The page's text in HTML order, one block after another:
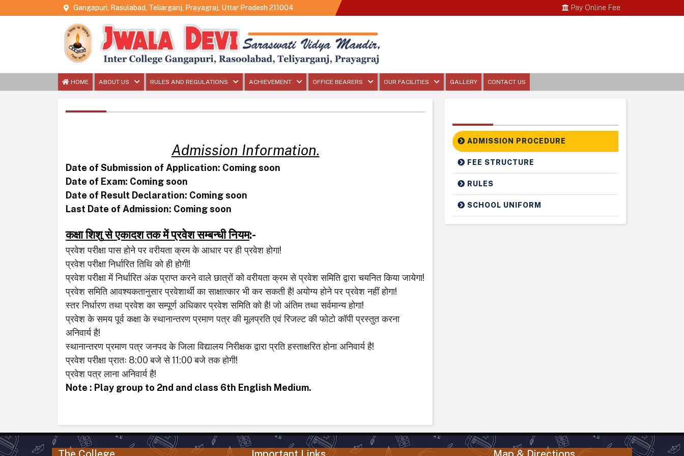
Gangapuri, Rasulabad, Teliarganj, Prayagraj, Uttar Pradesh 211004 Pay Online Fee
HOME ABOUT US RULES AND REGULATIONS ACHIEVEMENT OFFICE BEARERS OUR FACILITIES GALLERY CONTACT US
Admission Information.
Date of Submission of Application: Coming soon
Date of Exam: Coming soon
Date of Result Declaration: Coming soon
Last Date of Admission: Coming soon
कक्षाशिशुसेएकादशतकमेंप्रवेशसम्बन्धीनियम:-
प्रवेश परीक्षा पास होने पर वरीयता क्रम के आधार पर ही प्रवेश होगा!
प्रवेश परीक्षा निर्धारित तिथि को ही होगी!
प्रवेश परीक्षा में निर्धारित अंक प्राप्त करने वाले छात्रों को वरीयता क्रम से प्रवेश समिति द्वारा चयनित किया जायेगा!
प्रवेश समिति आवश्यकतानुसार प्रवेशार्थी का साक्षात्कार भी कर सकती है! अयोग्य होने पर प्रवेश नहीं होगा!
स्तर निर्धारण तथा प्रवेश का सम्पूर्ण अधिकार प्रवेश समिति को है!जो अंतिम तथा सर्वमान्य होगा!
प्रवेश के समय पूर्व कक्षा के स्थानान्तरण प्रमाण पत्र की मूलप्रति एवं रिजल्ट की फोटो कॉपी प्रस्तुत करना
अनिवार्य है!
स्थानान्तरण प्रमाण पत्र जनपद के जिला विद्यालय निरीक्षक द्वारा प्रति हस्ताक्षरित होना अनिवार्य है!
प्रवेश परीक्षा प्रातः 8:00बजे से11:00बजे तक होगी!
प्रवेश पत्र लाना अनिवार्य है!
Note : Play group to 2nd and class 6th English Medium.
ADMISSION PROCEDURE
FEE STRUCTURE
RULES
SCHOOL UNIFORM